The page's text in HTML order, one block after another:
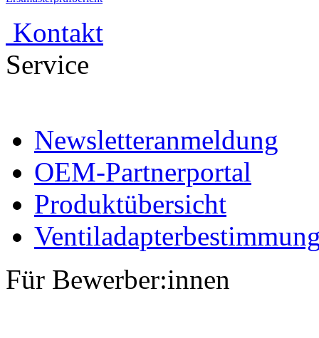
Kontakt
Service
Newsletteranmeldung
OEM-Partnerportal
Produktübersicht
Für Bewerber:innen